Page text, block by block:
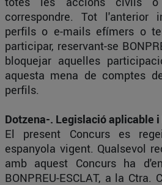
correspondre. Tot l'anterior
perfils o e-mails efímers o
participar, reservant-se
bloquejar aquelles
aquesta mena de comptes
perfils.
Dotzena-. Legislació aplicable i
El present Concurs es
espanyola vigent. Qualsevol
amb aquest Concurs ha
BONPREU-ESCLAT, a la Ctra.